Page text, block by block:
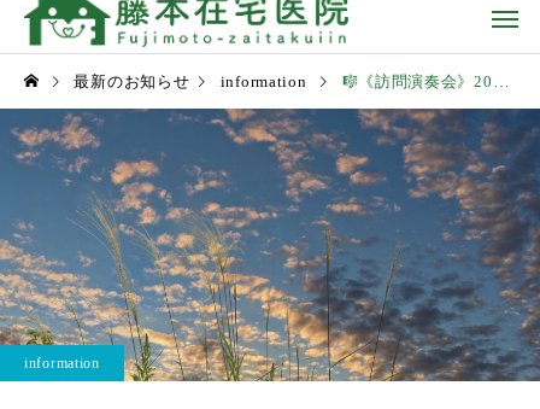
最新のお知らせ information 🎼《訪問演奏会》2024年10月11日に訪問演奏に行ってきました。
information